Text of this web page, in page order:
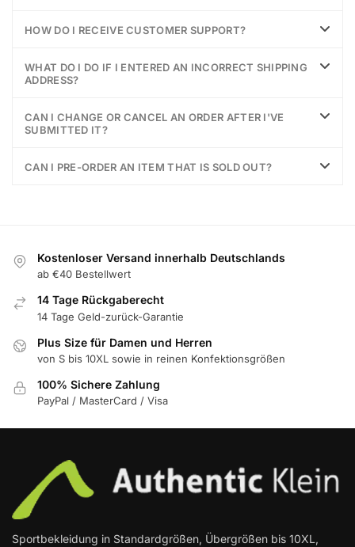
HOW DO I RECEIVE CUSTOMER SUPPORT?
WHAT DO I DO IF I ENTERED AN INCORRECT SHIPPING
ADDRESS?
CAN I CHANGE OR CANCEL AN ORDER AFTER I'VE
SUBMITTED IT?
CAN I PRE-ORDER AN ITEM THAT IS SOLD OUT?
Kostenloser Versand innerhalb Deutschlands
ab €40 Bestellwert
14 Tage Rückgaberecht
14 Tage Geld-zurück-Garantie
Plus Size für Damen und Herren
von S bis 10XL sowie in reinen Konfektionsgrößen
100% Sichere Zahlung
PayPal / MasterCard / Visa
Sportbekleidung in Standardgrößen, Übergrößen bis 10XL,